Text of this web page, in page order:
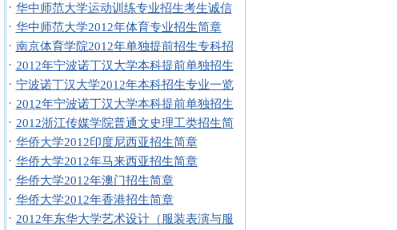
· 华中师范大学运动训练专业招生考生诚信
· 华中师范大学2012年体育专业招生简章
· 南京体育学院2012年单独提前招生专科招
· 2012年宁波诺丁汉大学本科提前单独招生
· 宁波诺丁汉大学2012年本科招生专业一览
· 2012年宁波诺丁汉大学本科提前单独招生
· 2012浙江传媒学院普通文史理工类招生简
· 华侨大学2012印度尼西亚招生简章
· 华侨大学2012年马来西亚招生简章
· 华侨大学2012年澳门招生简章
· 华侨大学2012年香港招生简章
· 2012年东华大学艺术设计（服装表演与服